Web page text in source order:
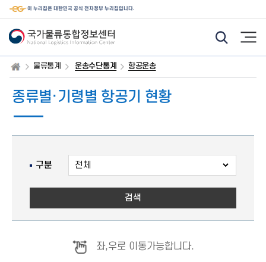
이 누리집은 대한민국 공식 전자정부 누리집입니다.
모
바
햄
버
물류통계 운송수단통계 항공운송
종류별·기령별 항공기 현황
구분
검색
좌,우로 이동가능합니다.